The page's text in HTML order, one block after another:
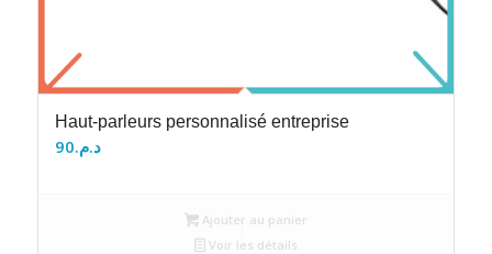
Haut-parleurs personnalisé entreprise
د.م.90
Ajouter au panier
Voir les détails